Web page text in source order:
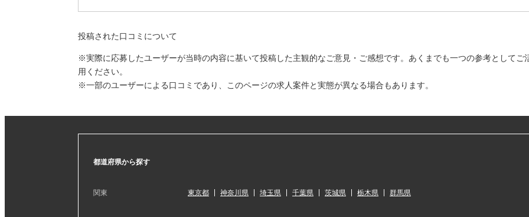
投稿された口コミについて
※実際に応募したユーザーが当時の内容に基いて投稿した主観的なご意見・ご感想です。あくまでも一つの参考としてご
用ください。
※一部のユーザーによる口コミであり、このページの求人案件と実態が異なる場合もあります。
都道府県から探す
関東 東京都 神奈川県 埼玉県 千葉県 茨城県 栃木県 群馬県